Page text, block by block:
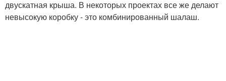
двускатная крыша. В некоторых проектах все же делают
невысокую коробку - это комбинированный шалаш.